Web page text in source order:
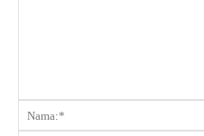
Komentar: